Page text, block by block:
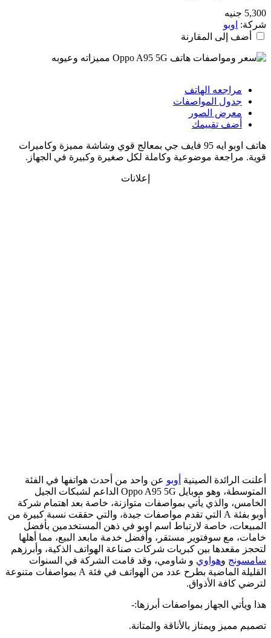
جنيه
اوبو
أضف إلى المقارنة
مراجعه الهاتف
جدول المواصفات
معرض الصور
أضف تقييمك
هاتف اوبو ايه 95 فايف جي بمعالج قوي وشاشة مميزة وكاميرات
مراجعة موضوعية وكاملة لكل صغيرة وكبيرة في الجهاز.
إعلانات
الرائدة الصينيةأوبو عن واحد من أحدث هواتفها في الفئة
المتوسطة، وهو موبايل Oppo A95 5G الداعم لشبكات الجيل
والذي يأتي بمواصفات متوازنة، خاصة بعد اهتمام شركة
أوبو بفئة A التي تقدم مواصفات جيدة، والتي حققت نسبة كبيرة من
خاصة لارتباط اسم اوبو في ذهن المستخدمين بأفضل
مع سوفتوير مستقر، وأفضل خدمة مابعد البيع، مما أهلها
مقعدها بين كبريات شركات صناعة الهواتف الذكية، وأبرزهم
وهواوي و شاومي، وقد قامت الشركة في السنوات
القليلة الماضية بطرح عدد من الهواتف في فئة A بمواصفات متنوعة
كافة الأذواق.
ويأتي الجهاز بمواصفات أبرزها:-
مميز ويمتاز بالأناقة والمتانة.